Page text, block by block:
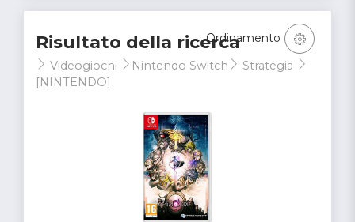
Risultato della ricerca
Videogiochi Nintendo Switch
Strategia
[NINTENDO]
Ordinamento